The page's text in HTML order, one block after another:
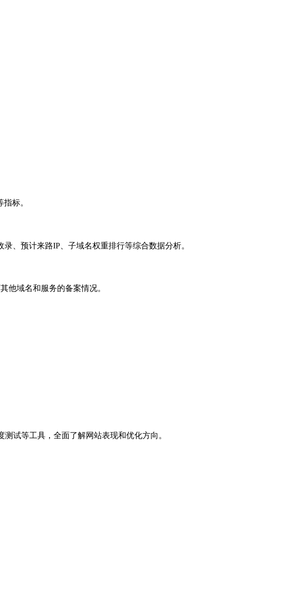
标。
、预计来路IP、子域名权重排行等综合数据分析。
他域名和服务的备案情况。
试等工具，全面了解网站表现和优化方向。